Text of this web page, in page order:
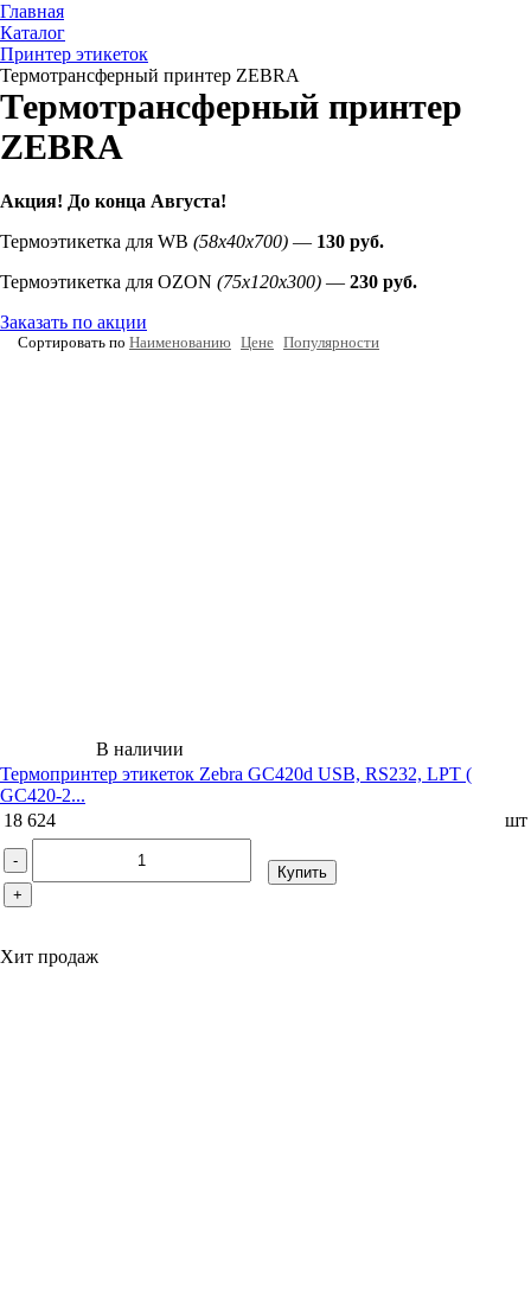
Главная
Каталог
Принтер этикеток
Термотрансферный принтер ZEBRA
Термотрансферный принтер
ZEBRA
Акция! До конца Августа!
Термоэтикетка для WB (58х40х700) — 130 руб.
Термоэтикетка для OZON (75х120х300) — 230 руб.
Заказать по акции
Сортировать по Наименованию Цене Популярности
В наличии
Термопринтер этикеток Zebra GC420d USB, RS232, LPT (
GC420-2...
18 624
шт
-
+
Купить
Хит продаж